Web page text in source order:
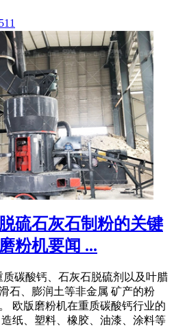
硫石灰石制粉的关键
粉机要闻 ...
碳酸钙、石灰石脱硫剂以及叶腊
石、膨润土等非金属 矿产的粉
欧版磨粉机在重质碳酸钙行业的
纸、塑料、橡胶、油漆、涂料等